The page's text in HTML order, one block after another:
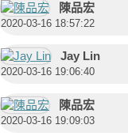
陳品宏
2020-03-16 18:57:22
Jay Lin
2020-03-16 19:06:40
陳品宏
2020-03-16 19:09:03